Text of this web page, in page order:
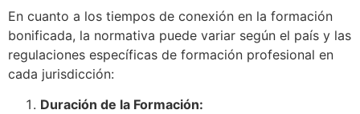
En cuanto a los tiempos de conexión en la formación
bonificada, la normativa puede variar según el país y las
regulaciones específicas de formación profesional en
cada jurisdicción:
Duración de la Formación: